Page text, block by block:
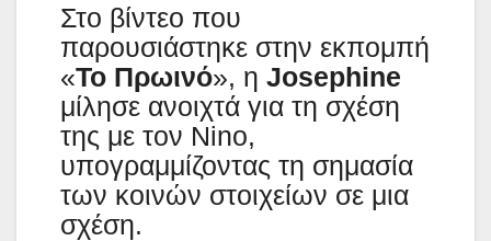
Στο βίντεο που
παρουσιάστηκε στην εκπομπή
«Το Πρωινό», η Josephine
μίλησε ανοιχτά για τη σχέση
της με τον Nino,
υπογραμμίζοντας τη σημασία
των κοινών στοιχείων σε μια
σχέση.